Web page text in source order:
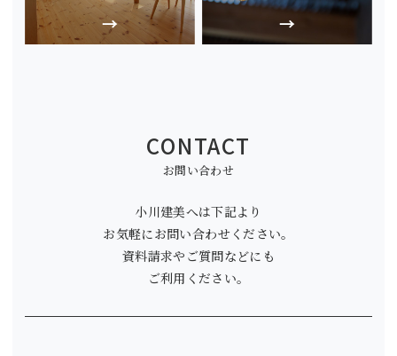
CONTACT
お問い合わせ
小川建美へは下記より
お気軽にお問い合わせください。
資料請求やご質問などにも
ご利用ください。